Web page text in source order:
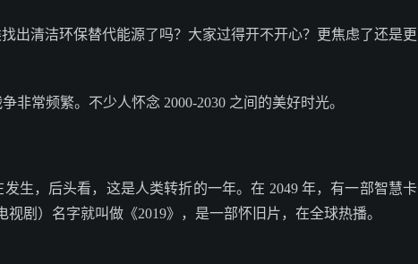
出清洁环保替代能源了吗？大家过得开不开心？更焦虑了还是更
非常频繁。不少人怀念 2000-2030 之间的美好时光。
生，后头看，这是人类转折的一年。在 2049 年，有一部智慧卡
剧）名字就叫做《2019》，是一部怀旧片，在全球热播。